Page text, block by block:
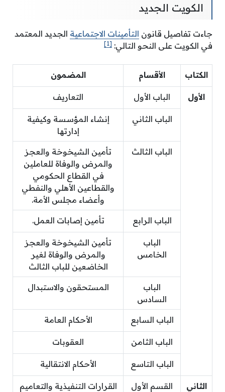
الكويت الجديد
جاءت تفاصيل قانون التأمينات الاجتماعية الجديد المعتمد
في الكويت على النحو التالي: [1]
الكتاب الأقسام المضمون
الأول الباب الأول التعاريف
الباب الثاني
إنشاء المؤسسة وكيفية
إدارتها
الباب الثالث
تأمين الشيخوخة والعجز
والمرض والوفاة للعاملين
في القطاع الحكومي
والقطاعين الأهلي والنفطي
وأعضاء مجلس الأمة.
الباب الرابع تأمين إصابات العمل.
الباب
الخامس
تأمين الشيخوخة والعجز
والمرض والوفاة لغير
الخاضعين للباب الثالث
الباب
السادس
المستحقون والاستبدال
الباب السابع الأحكام العامة
الباب الثامن العقوبات
الباب التاسع الأحكام الانتقالية
الثاني القسم الأول
القرارات التنفيذية والتعاميم